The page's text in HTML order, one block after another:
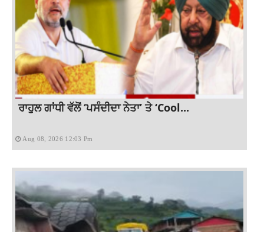
ਰਾਹੁਲ ਗਾਂਧੀ ਵੱਲੋਂ ‘ਪਸੰਦੀਦਾ ਨੇਤਾ’ ਤੇ ‘Cool...
Aug 08, 2026 12:03 Pm